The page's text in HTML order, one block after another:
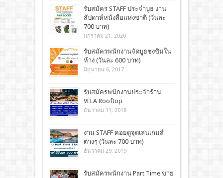
รับสมัคร STAFF ประจำบูธ งาน
สัปดาห์หนังสือแห่งชาติ (วันละ
700 บาท)
มกราคม 21, 2020
รับสมัครพนักงานจัดบูธชงชิมใน
ห้าง (วันละ 600 บาท)
มิถุนายน 6, 2017
รับสมัครพนักงานประจำร้าน
VELA Rooftop
ธันวาคม 11, 2018
งาน STAFF คอยดูจุดเล่นเกมส์
ต่างๆ (วันละ 700 บาท)
ธันวาคม 29, 2019
รับสมัครพนักงาน Part Time ขาย